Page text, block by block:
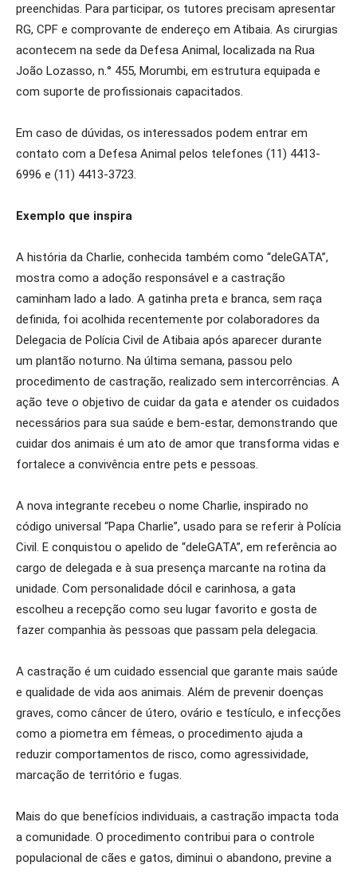
preenchidas. Para participar, os tutores precisam apresentar
RG, CPF e comprovante de endereço em Atibaia. As cirurgias
acontecem na sede da Defesa Animal, localizada na Rua
João Lozasso, n.° 455, Morumbi, em estrutura equipada e
com suporte de profissionais capacitados.
Em caso de dúvidas, os interessados podem entrar em
contato com a Defesa Animal pelos telefones (11) 4413-
6996 e (11) 4413-3723.
Exemplo que inspira
A história da Charlie, conhecida também como “deleGATA”,
mostra como a adoção responsável e a castração
caminham lado a lado. A gatinha preta e branca, sem raça
definida, foi acolhida recentemente por colaboradores da
Delegacia de Polícia Civil de Atibaia após aparecer durante
um plantão noturno. Na última semana, passou pelo
procedimento de castração, realizado sem intercorrências. A
ação teve o objetivo de cuidar da gata e atender os cuidados
necessários para sua saúde e bem-estar, demonstrando que
cuidar dos animais é um ato de amor que transforma vidas e
fortalece a convivência entre pets e pessoas.
A nova integrante recebeu o nome Charlie, inspirado no
código universal “Papa Charlie”, usado para se referir à Polícia
Civil. E conquistou o apelido de “deleGATA”, em referência ao
cargo de delegada e à sua presença marcante na rotina da
unidade. Com personalidade dócil e carinhosa, a gata
escolheu a recepção como seu lugar favorito e gosta de
fazer companhia às pessoas que passam pela delegacia.
A castração é um cuidado essencial que garante mais saúde
e qualidade de vida aos animais. Além de prevenir doenças
graves, como câncer de útero, ovário e testículo, e infecções
como a piometra em fêmeas, o procedimento ajuda a
reduzir comportamentos de risco, como agressividade,
marcação de território e fugas.
Mais do que benefícios individuais, a castração impacta toda
a comunidade. O procedimento contribui para o controle
populacional de cães e gatos, diminui o abandono, previne a